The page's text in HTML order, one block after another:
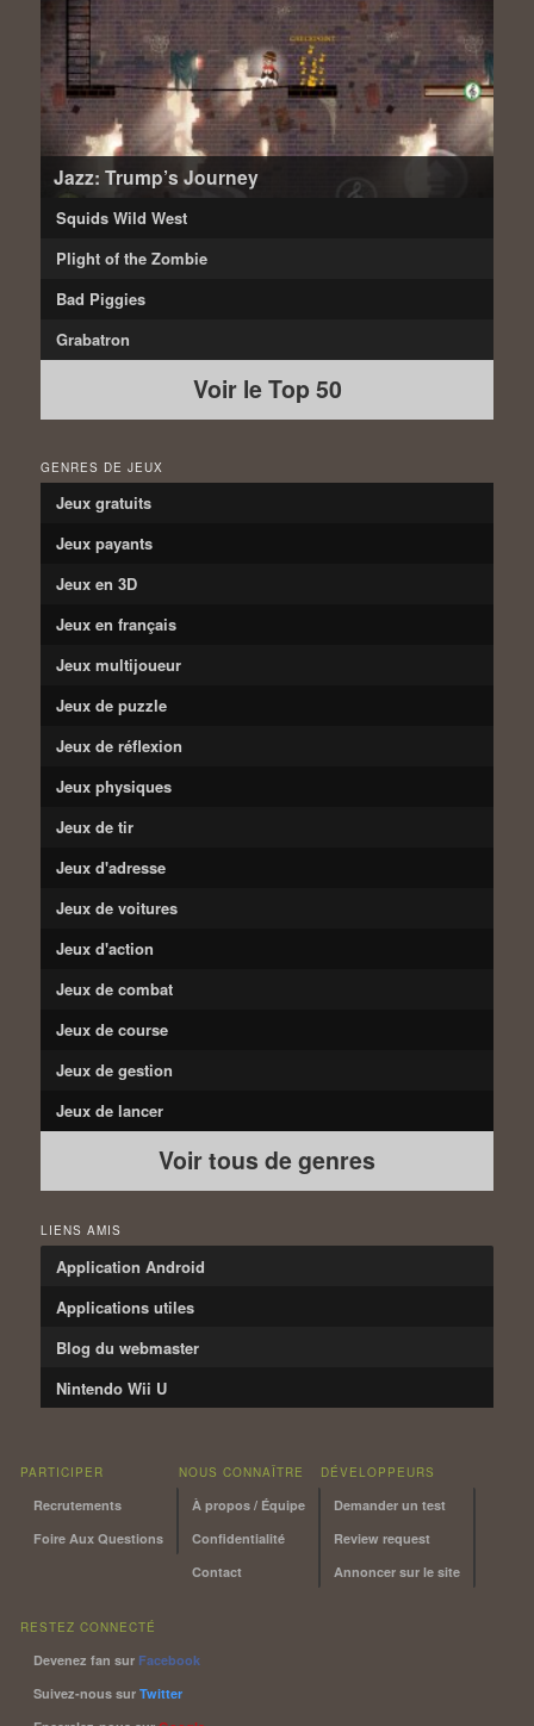
Jazz: Trump’s Journey
Squids Wild West
Plight of the Zombie
Bad Piggies
Grabatron
Voir le Top 50
GENRES DE JEUX
Jeux gratuits
Jeux payants
Jeux en 3D
Jeux en français
Jeux multijoueur
Jeux de puzzle
Jeux de réflexion
Jeux physiques
Jeux de tir
Jeux d'adresse
Jeux de voitures
Jeux d'action
Jeux de combat
Jeux de course
Jeux de gestion
Jeux de lancer
Voir tous de genres
LIENS AMIS
Application Android
Applications utiles
Blog du webmaster
Nintendo Wii U
PARTICIPER
Recrutements
Foire Aux Questions
NOUS CONNAÎTRE
À propos / Équipe
Confidentialité
Contact
DÉVELOPPEURS
Demander un test
Review request
Annoncer sur le site
RESTEZ CONNECTÉ
Devenez fan sur Facebook
Suivez-nous sur Twitter